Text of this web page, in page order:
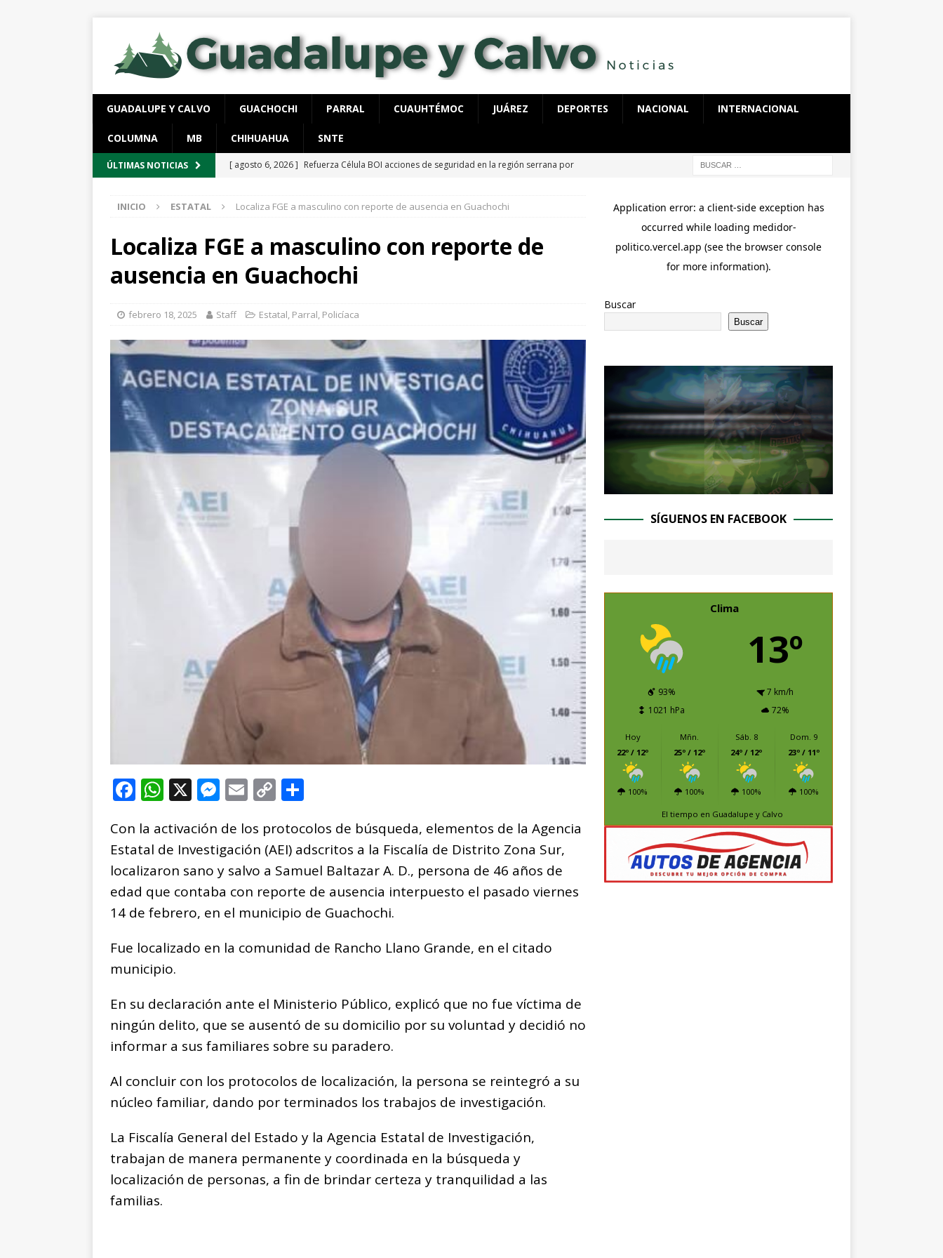
GUADALUPE Y CALVO GUACHOCHI PARRAL CUAUHTÉMOC JUÁREZ DEPORTES NACIONAL INTERNACIONAL
COLUMNA MB CHIHUAHUA SNTE
ÚLTIMAS NOTICIAS [ agosto 6, 2026 ] Refuerza Célula BOI acciones de seguridad en la región serrana por
[ agosto 6, 2026 ] Ejecutan a hombre dentro de su vivienda en la colonia Ramón Reyes
ESTATAL
Lo detienen con 40 dosis de cocaína, tenía órdenes de aprehensión
vigentes
ESTATAL
[ agosto 6, 2026 ] Destaca César Jáuregui la importancia de atender las colonias con
cercanía y presencia
ESTATAL
INICIO ESTATAL Localiza FGE a masculino con reporte de ausencia en Guachochi
Localiza FGE a masculino con reporte de
ausencia en Guachochi
febrero 18, 2025 Staff Estatal, Parral, Policíaca
F
c
e
b
o
o
k
W
at
s
A
p
p
X M
ss
e
n
g
e
r
E
ai
l
C
p
y
Li
n
k
m
p
ar
ti
r
Con la activación de los protocolos de búsqueda, elementos de la Agencia
Estatal de Investigación (AEI) adscritos a la Fiscalía de Distrito Zona Sur,
localizaron sano y salvo a Samuel Baltazar A. D., persona de 46 años de
edad que contaba con reporte de ausencia interpuesto el pasado viernes
14 de febrero, en el municipio de Guachochi.
Fue localizado en la comunidad de Rancho Llano Grande, en el citado
municipio.
En su declaración ante el Ministerio Público, explicó que no fue víctima de
ningún delito, que se ausentó de su domicilio por su voluntad y decidió no
informar a sus familiares sobre su paradero.
Al concluir con los protocolos de localización, la persona se reintegró a su
núcleo familiar, dando por terminados los trabajos de investigación.
La Fiscalía General del Estado y la Agencia Estatal de Investigación,
trabajan de manera permanente y coordinada en la búsqueda y
localización de personas, a fin de brindar certeza y tranquilidad a las
familias.
Buscar
Buscar
SÍGUENOS EN FACEBOOK
Clima
13º
93%
7 km/h
1021 hPa
72%
Hoy
22º / 12º
100%
Mñn.
25º / 12º
100%
Sáb. 8
24º / 12º
100%
Dom. 9
23º / 11º
100%
El tiempo en Guadalupe y Calvo